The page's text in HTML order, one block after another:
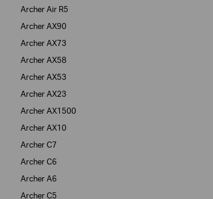
Archer Air R5
Archer AX90
Archer AX73
Archer AX58
Archer AX53
Archer AX23
Archer AX1500
Archer AX10
Archer C7
Archer C6
Archer A6
Archer C5